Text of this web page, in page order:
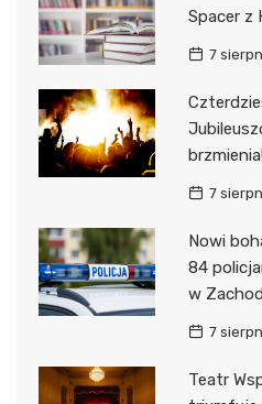
Spacer z
7
7
Nowi
84
w
7
Teatr